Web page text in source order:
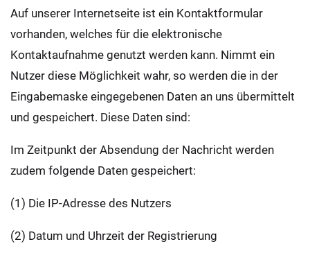
Auf unserer Internetseite ist ein Kontaktformular
vorhanden, welches für die elektronische
Kontaktaufnahme genutzt werden kann. Nimmt ein
Nutzer diese Möglichkeit wahr, so werden die in der
Eingabemaske eingegebenen Daten an uns übermittelt
und gespeichert. Diese Daten sind:
Im Zeitpunkt der Absendung der Nachricht werden
zudem folgende Daten gespeichert:
(1) Die IP-Adresse des Nutzers
(2) Datum und Uhrzeit der Registrierung